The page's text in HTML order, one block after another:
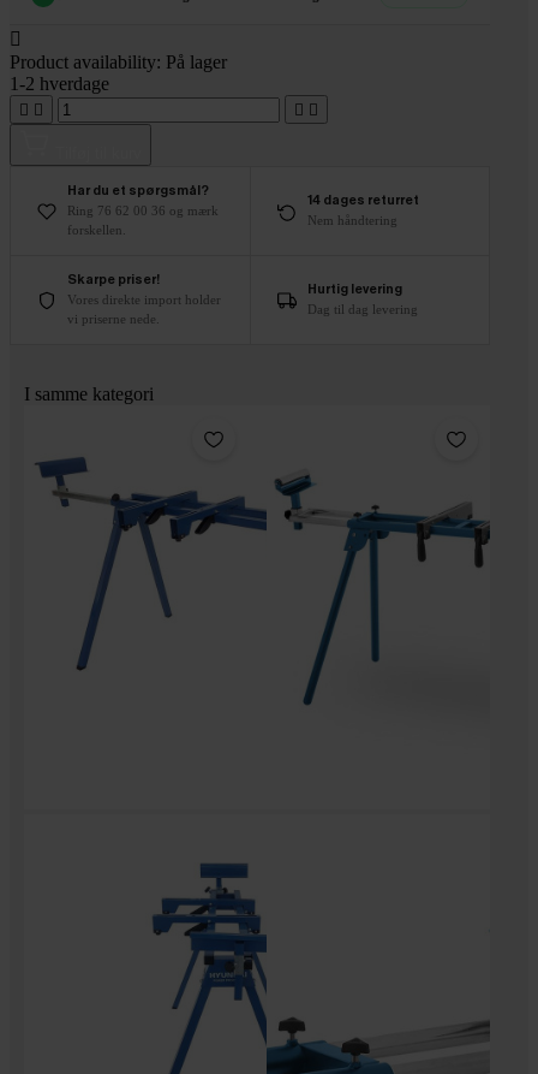

Product availability: På lager
1-2 hverdage
   
Har du et spørgsmål?
Ring 76 62 00 36 og mærk
forskellen.
14 dages returret
Nem håndtering
Skarpe priser!
Vores direkte import holder
vi priserne nede.
Hurtig levering
Dag til dag levering
I samme kategori